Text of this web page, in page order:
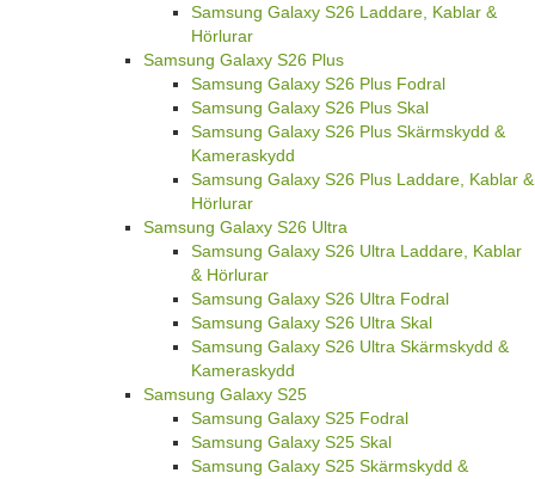
Samsung Galaxy S26 Laddare, Kablar &
Hörlurar
Samsung Galaxy S26 Plus
Samsung Galaxy S26 Plus Fodral
Samsung Galaxy S26 Plus Skal
Samsung Galaxy S26 Plus Skärmskydd &
Kameraskydd
Samsung Galaxy S26 Plus Laddare, Kablar &
Hörlurar
Samsung Galaxy S26 Ultra
Samsung Galaxy S26 Ultra Laddare, Kablar
& Hörlurar
Samsung Galaxy S26 Ultra Fodral
Samsung Galaxy S26 Ultra Skal
Samsung Galaxy S26 Ultra Skärmskydd &
Kameraskydd
Samsung Galaxy S25
Samsung Galaxy S25 Fodral
Samsung Galaxy S25 Skal
Samsung Galaxy S25 Skärmskydd &